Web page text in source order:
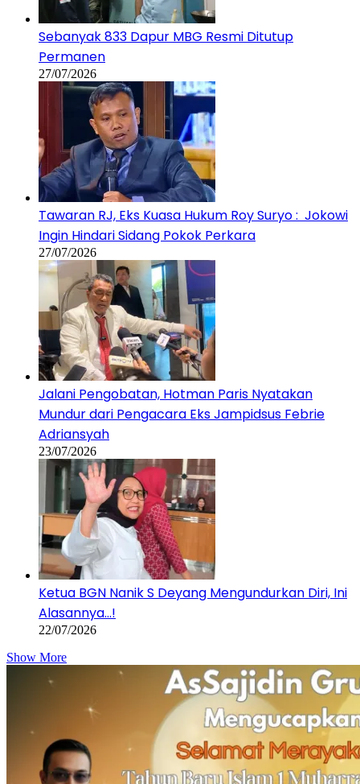
Sebanyak 833 Dapur MBG Resmi Ditutup
Permanen
27/07/2026
Tawaran RJ, Eks Kuasa Hukum Roy Suryo : Jokowi
Ingin Hindari Sidang Pokok Perkara
27/07/2026
Jalani Pengobatan, Hotman Paris Nyatakan
Mundur dari Pengacara Eks Jampidsus Febrie
Adriansyah
23/07/2026
Ketua BGN Nanik S Deyang Mengundurkan Diri, Ini
Alasannya…!
22/07/2026
Show More